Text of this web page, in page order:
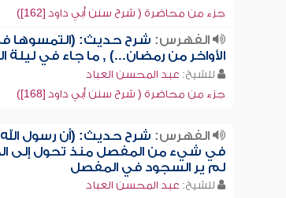
جزء من محاضرة ( شرح سنن أبي داود [162])
الفهرس: شرح حديث: (التمسوها
الأواخر من رمضان...) , ما جاء في ليلة
للشيخ: عبد المحسن العباد
جزء من محاضرة ( شرح سنن أبي داود [168])
الفهرس: شرح حديث: (أن رسول
في شيء من المفصل منذ تحول إلى
لم ير السجود في المفصل
للشيخ: عبد المحسن العباد